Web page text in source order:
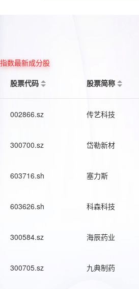
指数最新成分股
股票代码
股票简称
002866.sz 传艺科技
300700.sz 岱勒新材
603716.sh 塞力斯
603626.sh 科森科技
300584.sz 海辰药业
300705.sz 九典制药